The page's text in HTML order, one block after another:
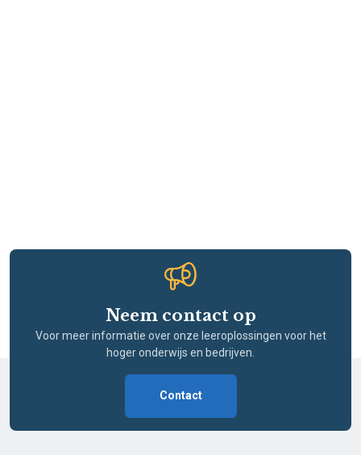
Neem contact op
Voor meer informatie over onze leeroplossingen voor het
hoger onderwijs en bedrijven.
Contact